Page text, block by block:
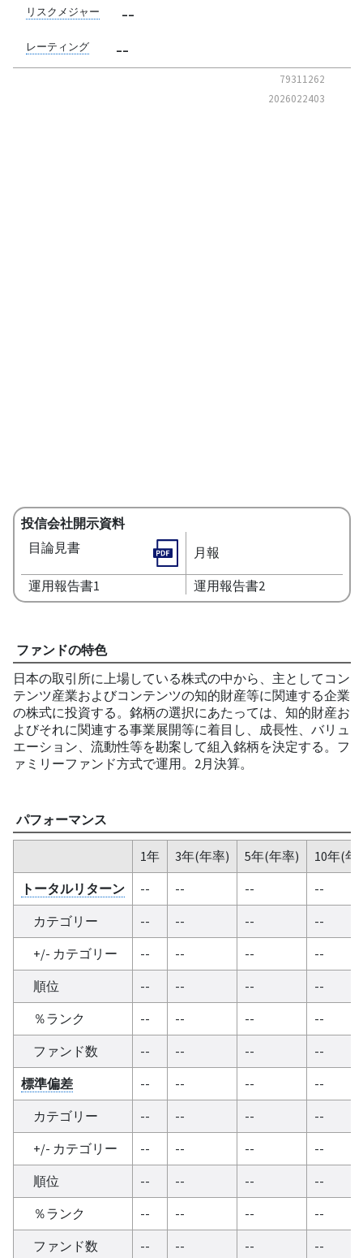
リスクメジャー --
レーティング --
79311262
2026022403
投信会社開示資料
目論見書
月報
運用報告書1 運用報告書2
ファンドの特色
日本の取引所に上場している株式の中から、主としてコン
テンツ産業およびコンテンツの知的財産等に関連する企業
の株式に投資する。銘柄の選択にあたっては、知的財産お
よびそれに関連する事業展開等に着目し、成長性、バリュ
エーション、流動性等を勘案して組入銘柄を決定する。フ
ァミリーファンド方式で運用。2月決算。
パフォーマンス
1年 3年(年率) 5年(年率)
10年(年
トータルリターン
-- -- --
--
カテゴリー
-- -- --
--
+/- カテゴリー
-- -- --
--
順位
-- -- --
--
％ランク
-- -- --
--
ファンド数
-- -- --
--
標準偏差
-- -- --
--
カテゴリー
-- -- --
--
+/- カテゴリー
-- -- --
--
順位
-- -- --
--
％ランク
-- -- --
--
ファンド数
-- -- -- --